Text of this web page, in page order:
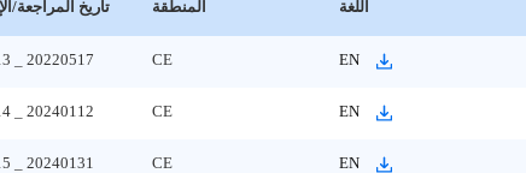
تاريخ المراجعة/ المنطقة اللغة
_ 20220517 CE EN
_ 20240112 CE EN
_ 20240131 CE EN